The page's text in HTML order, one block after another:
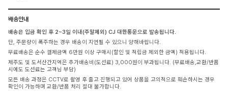
배송안내
배송은 입금 확인 후 2~3일 이내(주말제외) CJ 대한통운으로 발송됩니다.
단, 주문량이 폭주하는 경우 배송이 지연될 수 있으니 양해바랍니다.
무료배송은 순수 결제금액 6만원 이상 구매시(할인 및 적립금 제외한 금액) 적용됩니다.
제주도 및 도서산간지역은 추가배송비(도선료) 3,000원이 부과됩니다. (무료배송,교환/반품
시에도 도선료는 고객님 부담)
모든 배송 과정은 CCTV로 촬영 후 출고 진행되고 있어 상품을 고의적으로 훼손하시는 경우
확인이 가능하며 교환/반품 처리 절대 불가합니다.